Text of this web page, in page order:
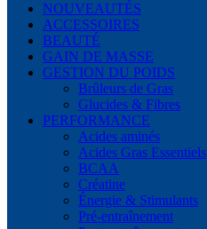
NOUVEAUTÉS
ACCESSOIRES
BEAUTÉ
GAIN DE MASSE
GESTION DU POIDS
Brûleurs de Gras
Glucides & Fibres
PERFORMANCE
Acides aminés
Acides Gras Essentiels
BCAA
Créatine
Énergie & Stimulants
Pré-entraînement